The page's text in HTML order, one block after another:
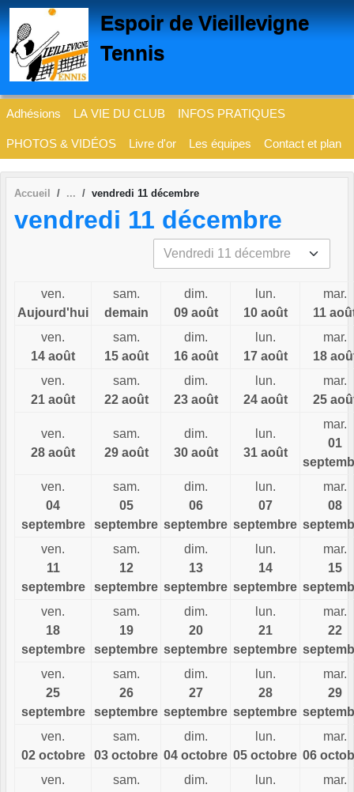
Espoir de Vieillevigne
Tennis
Adhésions LA VIE DU CLUB INFOS PRATIQUES
PHOTOS & VIDÉOS Livre d'or Les équipes Contact et plan
Accueil vendredi 11 décembre
vendredi 11 décembre
ven.
Aujourd'hui
sam.
demain
dim.
09 août
lun.
10 août
mar.
11
ven.
14 août
sam.
15 août
dim.
16 août
lun.
17 août
mar.
18
ven.
21 août
sam.
22 août
dim.
23 août
lun.
24 août
mar.
25
ven.
28 août
sam.
29 août
dim.
30 août
lun.
31 août
mar.
01
ven.
04
septembre
sam.
05
septembre
dim.
06
septembre
lun.
07
septembre
mar.
08
ven.
11
septembre
sam.
12
septembre
dim.
13
septembre
lun.
14
septembre
mar.
15
ven.
18
septembre
sam.
19
septembre
dim.
20
septembre
lun.
21
septembre
mar.
22
ven.
25
septembre
sam.
26
septembre
dim.
27
septembre
lun.
28
septembre
mar.
29
ven.
02 octobre
sam.
03 octobre
dim.
04 octobre
lun.
05 octobre
mar.
06
ven.
sam.
dim.
lun.
mar.
Panneau de gestion des cookies